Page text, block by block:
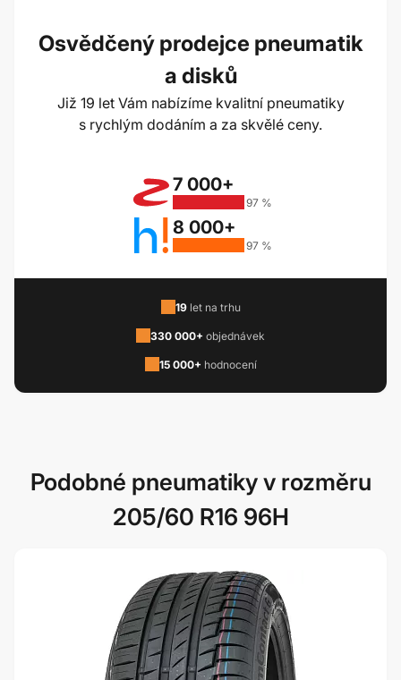
Osvědčený prodejce pneumatik
a disků
Již 19 let Vám nabízíme kvalitní pneumatiky
s rychlým dodáním a za skvělé ceny.
7 000+
97 %
8 000+
97 %
19let na trhu
330 000+ objednávek
15 000+ hodnocení
Podobné pneumatiky v rozměru
205/60 R16 96H